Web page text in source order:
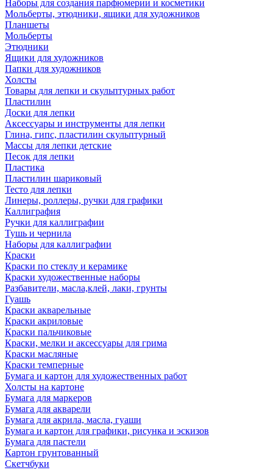
Наборы для создания парфюмерии и косметики
Мольберты, этюдники, ящики для художников
Планшеты
Мольберты
Этюдники
Ящики для художников
Папки для художников
Холсты
Товары для лепки и скульптурных работ
Пластилин
Доски для лепки
Аксессуары и инструменты для лепки
Глина, гипс, пластилин скульптурный
Массы для лепки детские
Песок для лепки
Пластика
Пластилин шариковый
Тесто для лепки
Линеры, роллеры, ручки для графики
Каллиграфия
Ручки для каллиграфии
Тушь и чернила
Наборы для каллиграфии
Краски
Краски по стеклу и керамике
Краски художественные наборы
Разбавители, масла,клей, лаки, грунты
Гуашь
Краски акварельные
Краски акриловые
Краски пальчиковые
Краски, мелки и аксессуары для грима
Краски масляные
Краски темперные
Бумага и картон для художественных работ
Холсты на картоне
Бумага для маркеров
Бумага для акварели
Бумага для акрила, масла, гуаши
Бумага и картон для графики, рисунка и эскизов
Бумага для пастели
Картон грунтованный
Скетчбуки